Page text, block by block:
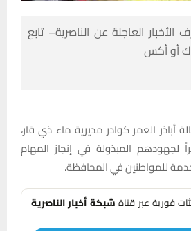
العاجلة عن الناصرية– تابع
أو أكس
العمر كوادر مديرية ماء ذي قار،
لجهودهم المبذولة في إنجاز المهام
للمواطنين في المحافظة.
فورية عبر قناةشبكة أخبار الناصرية